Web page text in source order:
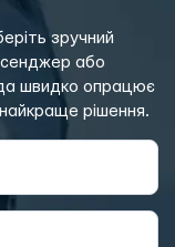
зручний
або
швидко опрацює
рішення.